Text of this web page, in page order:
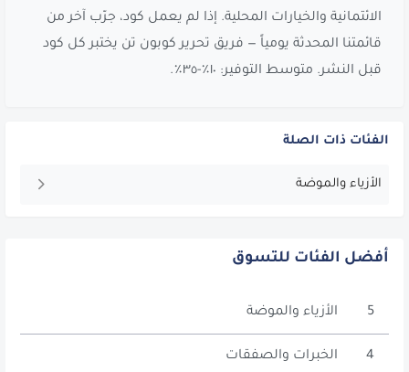
الائتمانية والخيارات المحلية. إذا لم يعمل كود، جرّب آخر من
قائمتنا المحدثة يومياً — فريق تحرير كوبون تن يختبر كل كود
قبل النشر. متوسط التوفير: ١٠٪-٣٥٪.
الفئات ذات الصلة
الأزياء والموضة
أفضل الفئات للتسوق
الأزياء والموضة 5
الخبرات والصفقات 4